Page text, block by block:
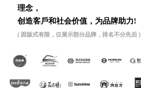
理念，
创造客⼾和社会价值，为品牌助⼒!
( 因版式有限，仅展示部分品牌，排名不分先后 )